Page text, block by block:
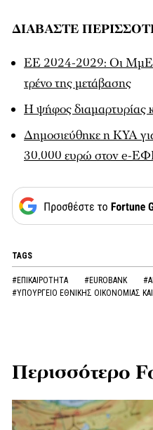
ΔΙΑΒΑΣΤΕ
ΕΕ 2024-2029: Οι ΜμΕ
τρένο της μετάβασης
H ψήφος διαμαρτυρίας
Δημοσιεύθηκε η ΚΥΑ
30.000 ευρώ στον e-
TAGS
#ΕΠΙΚΑΙΡΟΤΗΤΑ #EUROBANK
#ΥΠΟΥΡΓΕΙΟ ΕΘΝΙΚΗΣ ΟΙΚΟΝΟΜΙΑΣ
Περισσότερο